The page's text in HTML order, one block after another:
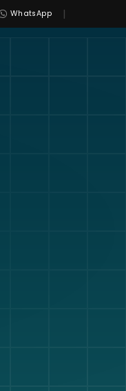
WhatsApp |